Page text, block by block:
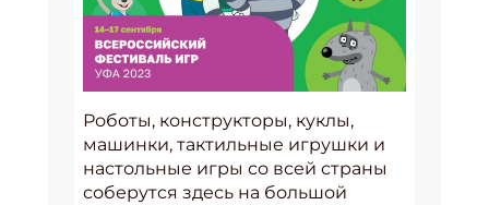
Роботы, конструкторы, куклы,
машинки, тактильные игрушки и
настольные игры со всей страны
соберутся здесь на большой